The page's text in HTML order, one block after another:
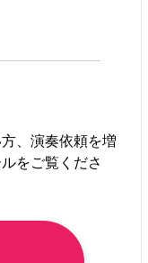
、演奏依頼を増
をご覧くださ